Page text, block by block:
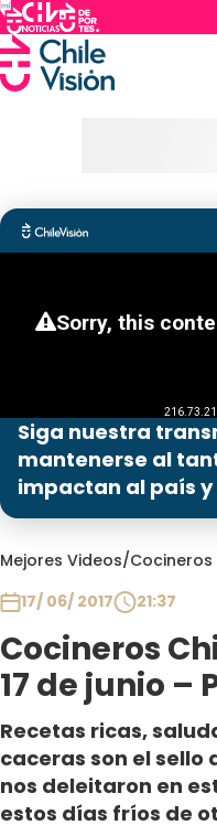
Siga nuestra
mantenerse al
impactan al país y
Mejores Videos/Cocineros
17/ 06/ 2017
21:37
Cocineros
17 de junio –
Recetas ricas,
caceras son el sello
nos deleitaron en
estos días fríos de
Programas
Club De La
Contigo en Directo
Plan Perfecto
El Tiempo
Sabingo
Todos Los